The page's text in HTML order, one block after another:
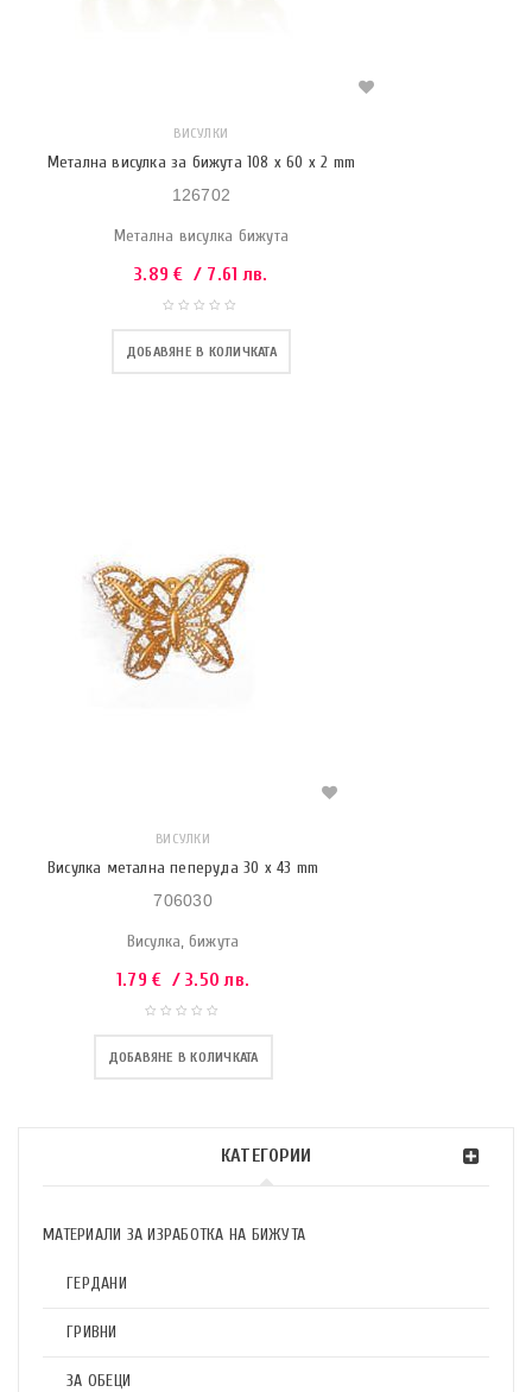
КАТЕГОРИИ
МАТЕРИАЛИ ЗА ИЗРАБОТКА НА БИЖУТА
ГЕРДАНИ
ГРИВНИ
ЗА ОБЕЦИ
ВИСУЛКИ
Метална висулка за бижута 108 x 60 x 2 mm
126702
Метална висулка бижута
3.89€ / 7.61 лв.
ДОБАВЯНЕ В КОЛИЧКАТА
ВИСУЛКИ
Висулка метална пеперуда 30 x 43 mm
706030
Висулка, бижута
1.79€ / 3.50 лв.
ДОБАВЯНЕ В КОЛИЧКАТА